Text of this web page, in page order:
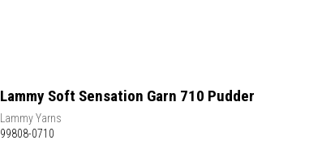
Lammy Soft Sensation Garn 710 Pudder
Lammy Yarns
99808-0710